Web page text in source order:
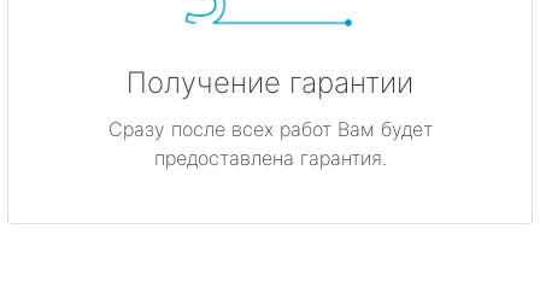
Получение гарантии
Сразу после всех работ Вам будет
предоставлена гарантия.